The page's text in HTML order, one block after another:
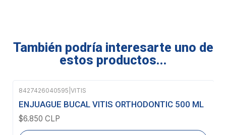
También podría interesarte uno de
estos productos...
Agotado
8427426040595 VITIS
ENJUAGUE BUCAL VITIS ORTHODONTIC 500 ML
$6.850 CLP